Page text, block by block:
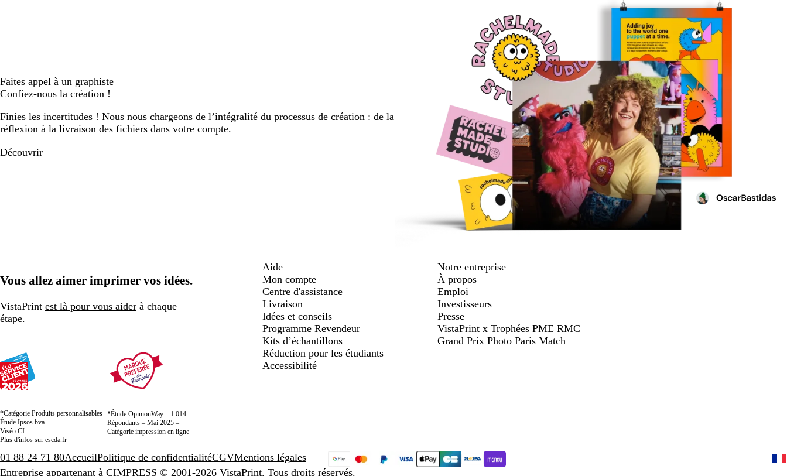
Faites appel à un graphiste
Confiez-nous la création !
Finies les incertitudes ! Nous nous chargeons de l’intégralité du processus de création : de la
réflexion à la livraison des fichiers dans votre compte.
Découvrir
Vous allez aimer imprimer vos idées.
VistaPrint est là pour vous aider à chaque
étape.
*Catégorie Produits personnalisables
Étude Ipsos bva
Viséo CI
Plus d'infos sur escda.fr
*Étude OpinionWay – 1 014
Répondants – Mai 2025 –
Catégorie impression en ligne
Aide
Mon compte
Centre d'assistance
Livraison
Idées et conseils
Programme Revendeur
Kits d’échantillons
Réduction pour les étudiants
Accessibilité
Notre entreprise
À propos
Emploi
Investisseurs
Presse
VistaPrint x Trophées PME RMC
Grand Prix Photo Paris Match
01 88 24 71 80AccueilPolitique de confidentialitéCGVMentions légales
Entreprise appartenant à CIMPRESS © 2001-2026 VistaPrint. Tous droits réservés.